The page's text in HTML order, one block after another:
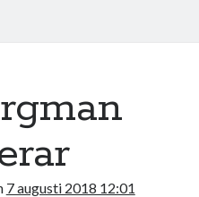
7 augusti 2018 12:01